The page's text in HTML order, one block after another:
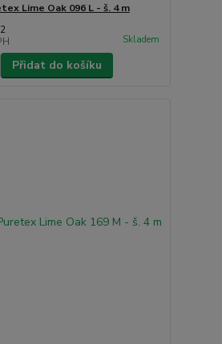
Lime Oak 096 L - š. 4 m
Skladem
Přidat do košíku